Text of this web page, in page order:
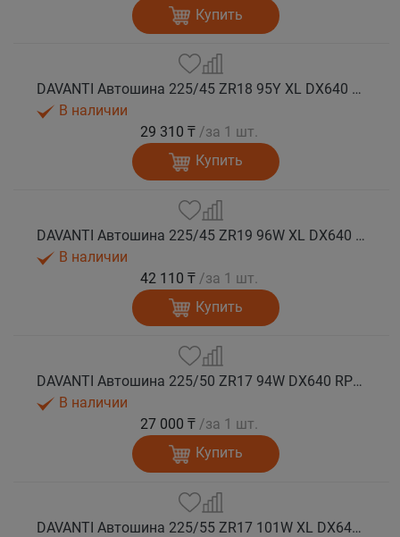
Купить
DAVANTI Автошина 225/45 ZR18 95Y XL DX640 RPR лето (Таиланд)
В наличии
29 310 ₸ /за 1 шт.
Купить
DAVANTI Автошина 225/45 ZR19 96W XL DX640 RPR лето (Таиланд)
В наличии
42 110 ₸ /за 1 шт.
Купить
DAVANTI Автошина 225/50 ZR17 94W DX640 RPR лето
В наличии
27 000 ₸ /за 1 шт.
Купить
DAVANTI Автошина 225/55 ZR17 101W XL DX640 RPR лето